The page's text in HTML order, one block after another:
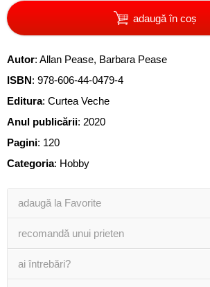
adaugă în coș
Autor: Allan Pease, Barbara Pease
ISBN: 978-606-44-0479-4
Editura: Curtea Veche
Anul publicării: 2020
Pagini: 120
Categoria: Hobby
adaugă la Favorite
recomandă unui prieten
ai întrebări?